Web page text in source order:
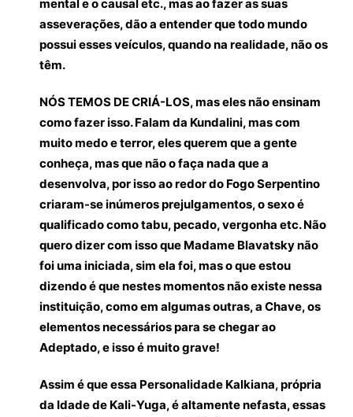
mental e o causal etc., mas ao fazer as suas
asseverações, dão a entender que todo mundo
possui esses veículos, quando na realidade, não os
têm.
NÓS TEMOS DE CRIÁ-LOS, mas eles não ensinam
como fazer isso. Falam da Kundalini, mas com
muito medo e terror, eles querem que a gente
conheça, mas que não o faça nada que a
desenvolva, por isso ao redor do Fogo Serpentino
criaram-se inúmeros prejulgamentos, o sexo é
qualificado como tabu, pecado, vergonha etc. Não
quero dizer com isso que Madame Blavatsky não
foi uma iniciada, sim ela foi, mas o que estou
dizendo é que nestes momentos não existe nessa
instituição, como em algumas outras, a Chave, os
elementos necessários para se chegar ao
Adeptado, e isso é muito grave!
Assim é que essa Personalidade Kalkiana, própria
da Idade de Kali-Yuga, é altamente nefasta, essas